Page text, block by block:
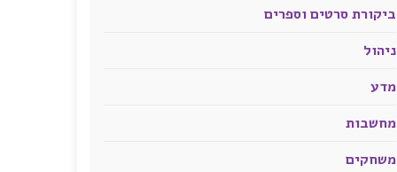
ביקורת סרטים וספרים
ניהול
מדע
מחשבות
משחקים